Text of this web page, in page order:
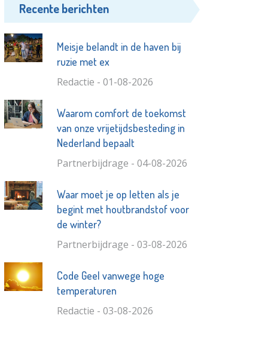
Recente berichten
Meisje belandt in de haven bij
ruzie met ex
Redactie - 01-08-2026
Waarom comfort de toekomst
van onze vrijetijdsbesteding in
Nederland bepaalt
Partnerbijdrage - 04-08-2026
Waar moet je op letten als je
begint met houtbrandstof voor
de winter?
Partnerbijdrage - 03-08-2026
Code Geel vanwege hoge
temperaturen
Redactie - 03-08-2026